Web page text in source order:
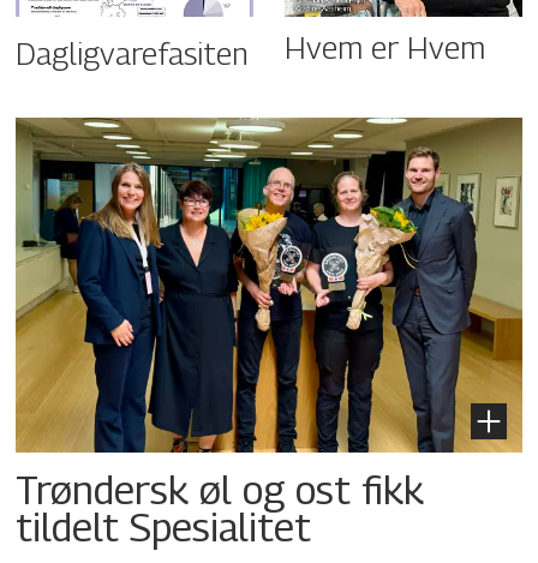
Dagligvarefasiten Hvem er Hvem
Trøndersk øl og ost fikk
tildelt Spesialitet